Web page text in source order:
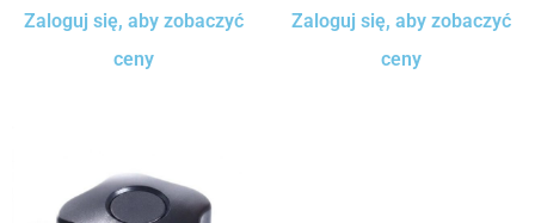
Zaloguj się, aby zobaczyć
ceny
Zaloguj się, aby zobaczyć
ceny